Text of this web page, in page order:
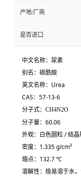
产地/厂商
是否进口
中文名称：尿素
别名：碳酰胺
英文名称：Urea
CAS：57-13-6
分子式： CH4N2O
分子量：60.06
外观：白色圆粒 / 结
密度：1.335 g/cm³
熔点：132.7 ℃
溶解性：极易溶于水